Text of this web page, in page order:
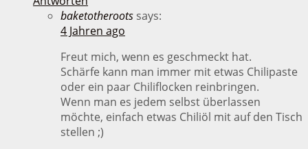
baketotheroots says:
4 Jahren ago
Freut mich, wenn es geschmeckt hat.
Schärfe kann man immer mit etwas Chilipaste
oder ein paar Chiliflocken reinbringen.
Wenn man es jedem selbst überlassen
möchte, einfach etwas Chiliöl mit auf den Tisch
stellen ;)